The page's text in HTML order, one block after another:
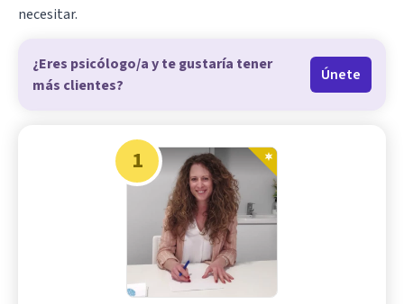
necesitar.
¿Eres psicólogo/a y te gustaría tener
más clientes?
Únete
1